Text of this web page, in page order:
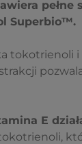
Superbio™.
tokotrienoli
E